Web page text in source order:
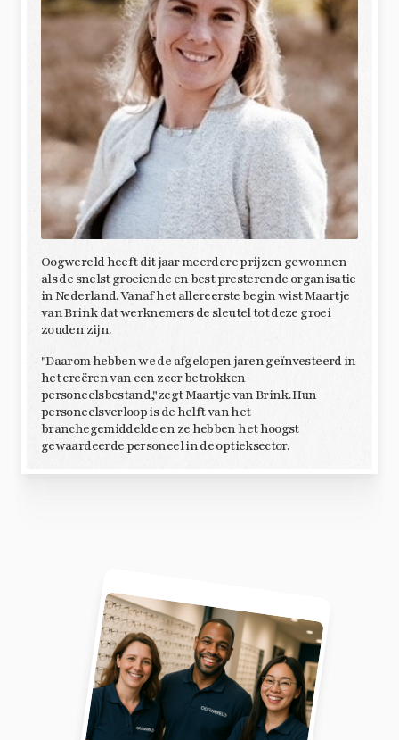
Oogwereld heeft dit jaar meerdere prijzen gewonnen
als de snelst groeiende en best presterende organisatie
in Nederland. Vanaf het allereerste begin wist Maartje
van Brink dat werknemers de sleutel tot deze groei
zouden zijn.
"Daarom hebben we de afgelopen jaren geïnvesteerd in
het creëren van een zeer betrokken
personeelsbestand,"zegt Maartje van Brink. Hun
personeelsverloop is de helft van het
branchegemiddelde en ze hebben het hoogst
gewaardeerde personeel in de optieksector.